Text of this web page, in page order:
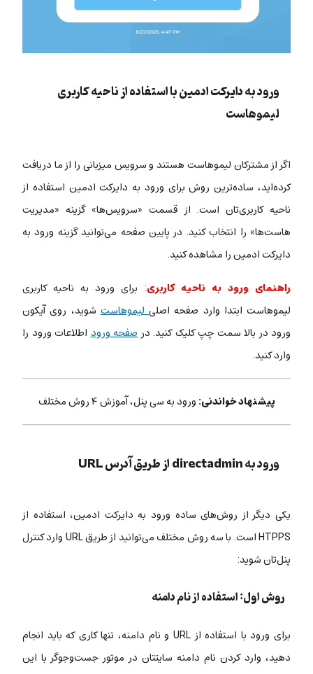
ورود به دایرکت ادمین با استفاده از ناحیه کاربری
لیموهاست
اگر از مشترکان لیموهاست هستند و سرویس میزبانی را از ما دریافت
کرده‌اید، ساده‌ترین روش برای ورود به دایرکت ادمین استفاده از
ناحیه کاربری‌تان است. از قسمت «سرویس‌ها» گزینه «مدیریت
هاست‌ها» را انتخاب کنید. در پایین صفحه می‌توانید گزینه ورود به
دایرکت ادمین را مشاهده کنید.
راهنمای ورود به ناحیه کاربری: برای ورود به ناحیه کاربری
لیموهاست ابتدا وارد صفحه اصلیلیموهاستشوید، روی آیکون
ورود در بالا سمت چپ کلیک کنید. درصفحه وروداطلاعات ورود را
وارد کنید.
پیشنهاد خواندنی:ورود به سی پنل، آموزش ۴ روش مختلف
ورود به directadmin از طریق آدرس URL
یکی دیگر از روش‌های ساده ورود به دایرکت ادمین، استفاده از
HTPPS است. با سه روش مختلف می‌توانید از طریق URL وارد کنترل
پنل‌تان شوید:
روش اول: استفاده از نام دامنه
برای ورود با استفاده از URL و نام دامنه، تنها کاری که باید انجام
دهید، وارد کردن نام دامنه سایتتان در موتور جست‌وجوگر با این